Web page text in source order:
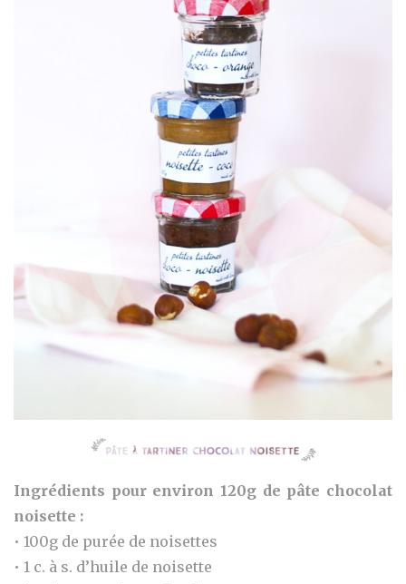
Ingrédients pour environ 120g de pâte chocolat
noisette :
• 100g de purée de noisettes
• 1 c. à s. d’huile de noisette